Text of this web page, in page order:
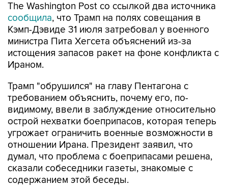
The Washington Post со ссылкой два источника
сообщила, что Трамп на полях совещания в
Кэмп-Дэвиде 31 июля затребовал у военного
министра Пита Хегсета объяснений из-за
истощения запасов ракет на фоне конфликта с
Ираном.
Трамп "обрушился" на главу Пентагона с
требованием объяснить, почему его, по-
видимому, ввели в заблуждение относительно
острой нехватки боеприпасов, которая теперь
угрожает ограничить военные возможности в
отношении Ирана. Президент заявил, что
думал, что проблема с боеприпасами решена,
сказали собеседники газеты, знакомые с
содержанием этой беседы.